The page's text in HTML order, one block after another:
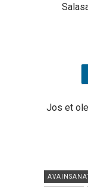
Jos et
AVAINSANAT